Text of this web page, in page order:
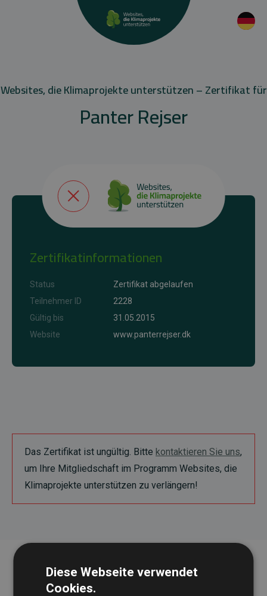
Websites, die Klimaprojekte unterstützen – Zertifikat für
Panter Rejser
Zertifikatinformationen
Status
Zertifikat abgelaufen
Teilnehmer ID
2228
Gültig bis
31.05.2015
Website
www.panterrejser.dk
Das Zertifikat ist ungültig. Bitte kontaktieren Sie uns,
um Ihre Mitgliedschaft im Programm Websites, die
Klimaprojekte unterstützen zu verlängern!
Diese Webseite verwendet
Cookies.